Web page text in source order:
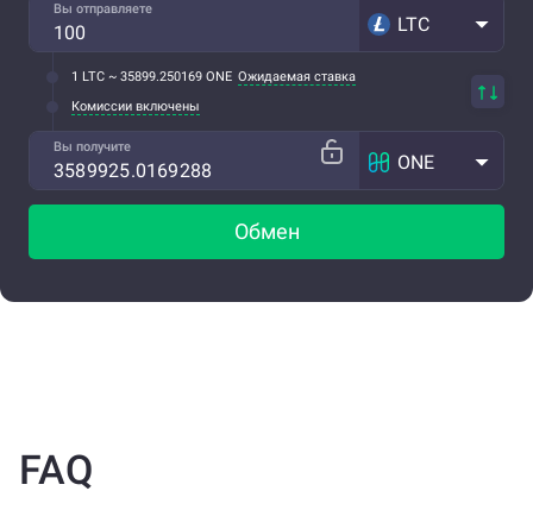
Вы отправляете
LTC
1 LTC ~ 35899.250169 ONE Ожидаемая ставка
Комиссии включены
Вы получите
ONE
Обмен
FAQ